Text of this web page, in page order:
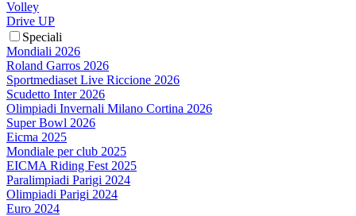
Volley
Drive UP
Speciali
Mondiali 2026
Roland Garros 2026
Sportmediaset Live Riccione 2026
Scudetto Inter 2026
Olimpiadi Invernali Milano Cortina 2026
Super Bowl 2026
Eicma 2025
Mondiale per club 2025
EICMA Riding Fest 2025
Paralimpiadi Parigi 2024
Olimpiadi Parigi 2024
Euro 2024